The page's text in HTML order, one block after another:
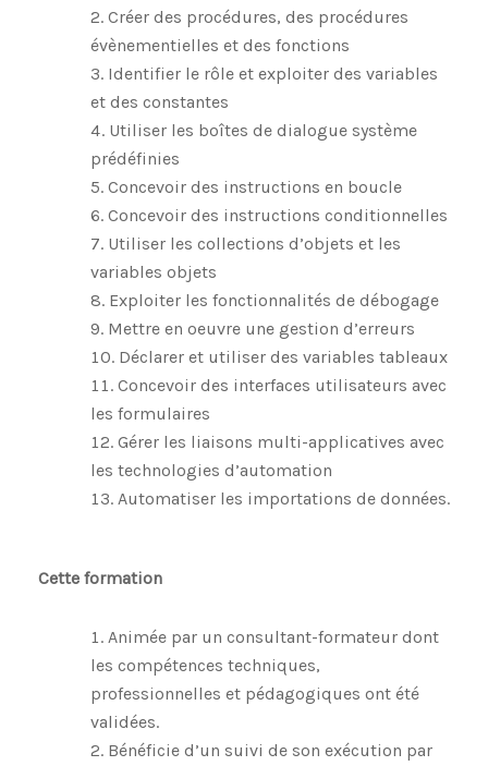
Créer des procédures, des procédures
évènementielles et des fonctions
Identifier le rôle et exploiter des variables
et des constantes
Utiliser les boîtes de dialogue système
prédéfinies
Concevoir des instructions en boucle
Concevoir des instructions conditionnelles
Utiliser les collections d’objets et les
variables objets
Exploiter les fonctionnalités de débogage
Mettre en oeuvre une gestion d’erreurs
Déclarer et utiliser des variables tableaux
Concevoir des interfaces utilisateurs avec
les formulaires
Gérer les liaisons multi-applicatives avec
les technologies d’automation
Automatiser les importations de données.
Cette formation
Animée par un consultant-formateur dont
les compétences techniques,
professionnelles et pédagogiques ont été
validées.
Bénéficie d’un suivi de son exécution par